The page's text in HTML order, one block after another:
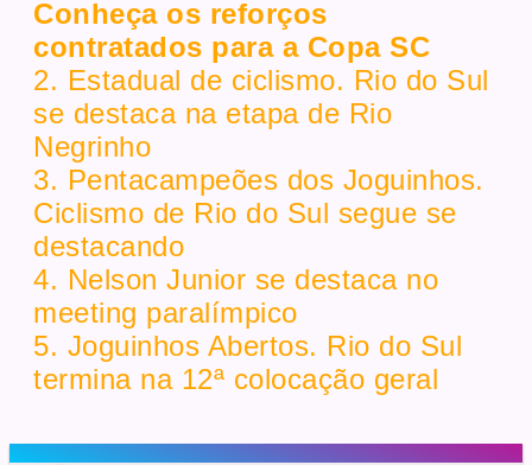
Conheça os reforços
contratados para a Copa SC
2. Estadual de ciclismo. Rio do Sul
se destaca na etapa de Rio
Negrinho
3. Pentacampeões dos Joguinhos.
Ciclismo de Rio do Sul segue se
destacando
4. Nelson Junior se destaca no
meeting paralímpico
5. Joguinhos Abertos. Rio do Sul
termina na 12ª colocação geral